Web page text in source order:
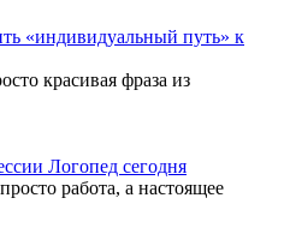
«индивидуальный путь» к
красивая фраза из
Логопед сегодня
работа, а настоящее